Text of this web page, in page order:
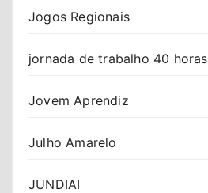
Jogos Regionais
jornada de trabalho 40 horas
Jovem Aprendiz
Julho Amarelo
JUNDIAI